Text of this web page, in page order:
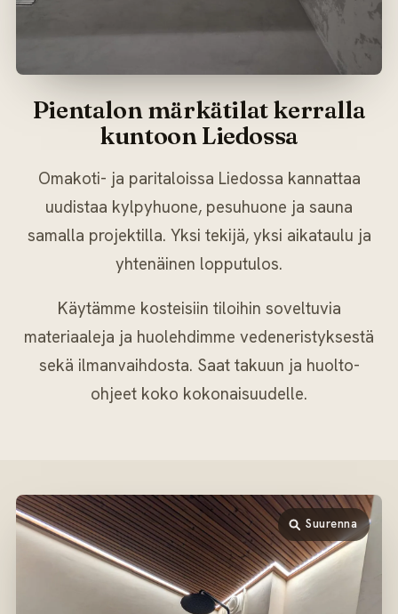
Pientalon märkätilat kerralla
kuntoon Liedossa
Omakoti- ja paritaloissa Liedossa kannattaa
uudistaa kylpyhuone, pesuhuone ja sauna
samalla projektilla. Yksi tekijä, yksi aikataulu ja
yhtenäinen lopputulos.
Käytämme kosteisiin tiloihin soveltuvia
materiaaleja ja huolehdimme vedeneristyksestä
sekä ilmanvaihdosta. Saat takuun ja huolto-
ohjeet koko kokonaisuudelle.